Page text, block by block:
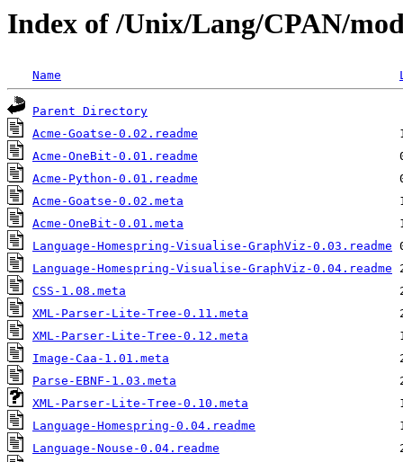
Index of /Unix/Lang/CPAN/
Name
Parent Directory
Acme-Goatse-0.02.readme
Acme-OneBit-0.01.readme
Acme-Python-0.01.readme
Acme-Goatse-0.02.meta
Acme-OneBit-0.01.meta
Language-Homespring-Visualise-GraphViz-0.03.readme
Language-Homespring-Visualise-GraphViz-0.04.readme
CSS-1.08.meta
XML-Parser-Lite-Tree-0.11.meta
XML-Parser-Lite-Tree-0.12.meta
Image-Caa-1.01.meta
Parse-EBNF-1.03.meta
XML-Parser-Lite-Tree-0.10.meta
Language-Homespring-0.04.readme
Language-Nouse-0.04.readme